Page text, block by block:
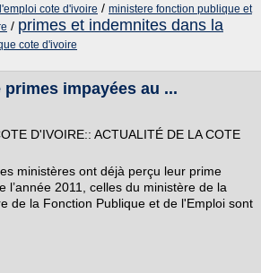
cote d'ivoire / ministere fonction publique et
/ primes et indemnites dans la
cote d'ivoire
impayées au ...
D'IVOIRE:: ACTUALITÉ DE LA COTE
ministères ont déjà perçu leur prime
l’année 2011, celles du ministère de la
de la Fonction Publique et de l'Emploi sont